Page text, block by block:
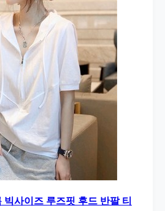
사이즈 루즈핏 후드 반팔 티